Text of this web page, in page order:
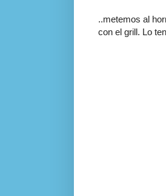
..metemos al
con el grill. Lo